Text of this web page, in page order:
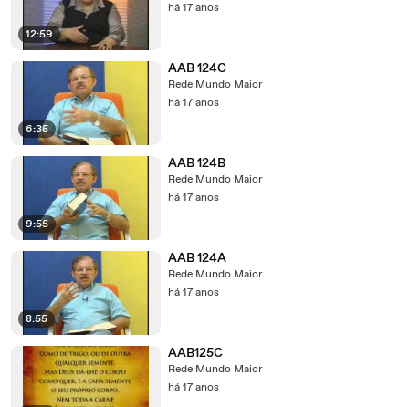
12:59
há 17 anos
6:35
AAB 124C
Rede Mundo Maior
há 17 anos
9:55
AAB 124B
Rede Mundo Maior
há 17 anos
8:55
AAB 124A
Rede Mundo Maior
há 17 anos
AAB125C
Rede Mundo Maior
há 17 anos